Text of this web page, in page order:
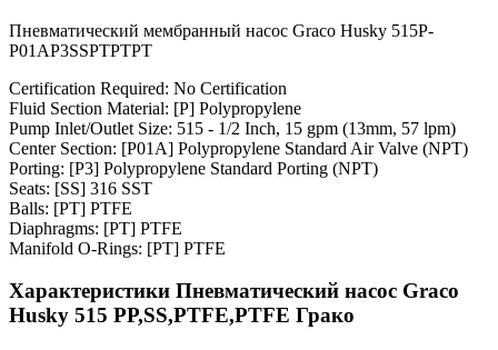
Пневматический мембранный насос Graco Husky 515P-
P01AP3SSPTPTPT
Certification Required: No Certification
Fluid Section Material: [P] Polypropylene
Pump Inlet/Outlet Size: 515 - 1/2 Inch, 15 gpm (13mm, 57 lpm)
Center Section: [P01A] Polypropylene Standard Air Valve (NPT)
Porting: [P3] Polypropylene Standard Porting (NPT)
Seats: [SS] 316 SST
Balls: [PT] PTFE
Diaphragms: [PT] PTFE
Manifold O-Rings: [PT] PTFE
Характеристики Пневматический насос Graco
Husky 515 PP,SS,PTFE,PTFE Грако